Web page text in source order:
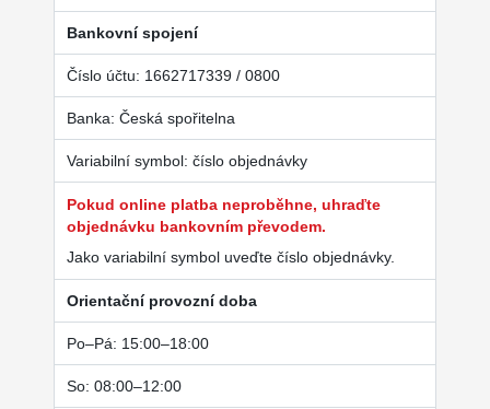
Bankovní spojení
Číslo účtu: 1662717339 / 0800
Banka: Česká spořitelna
Variabilní symbol: číslo objednávky
Pokud online platba neproběhne, uhraďte
objednávku bankovním převodem.
Jako variabilní symbol uveďte číslo objednávky.
Orientační provozní doba
Po–Pá: 15:00–18:00
So: 08:00–12:00